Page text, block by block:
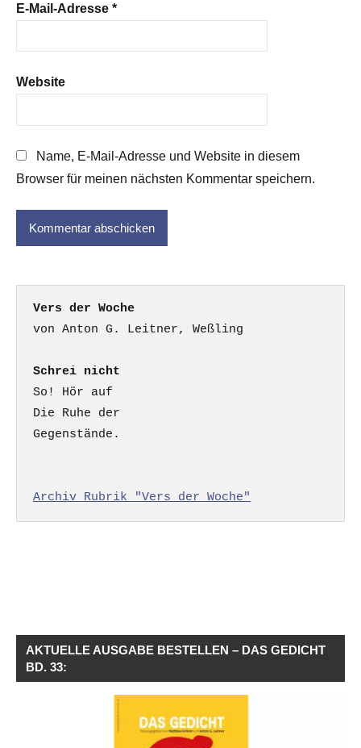
E-Mail-Adresse *
Website
Name, E-Mail-Adresse und Website in diesem
Browser für meinen nächsten Kommentar speichern.
Vers der Woche
Schrei nicht
So! Hör auf
Die Ruhe der
Gegenstände.
Archiv Rubrik "Vers der Woche"
AKTUELLE AUSGABE BESTELLEN – DAS GEDICHT
BD. 33: